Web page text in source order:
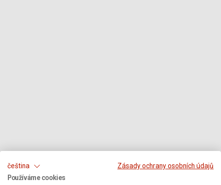
čeština
Zásady ochrany osobních údajů
Používáme cookies